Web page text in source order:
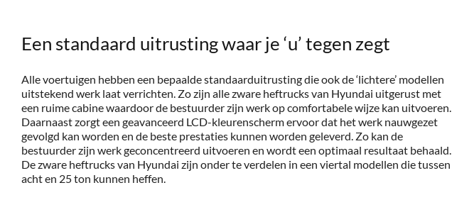
Een standaard uitrusting waar je ‘u’ tegen zegt
Alle voertuigen hebben een bepaalde standaarduitrusting die ook de ‘lichtere’ modellen
uitstekend werk laat verrichten. Zo zijn alle zware heftrucks van Hyundai uitgerust met
een ruime cabine waardoor de bestuurder zijn werk op comfortabele wijze kan uitvoeren.
Daarnaast zorgt een geavanceerd LCD-kleurenscherm ervoor dat het werk nauwgezet
gevolgd kan worden en de beste prestaties kunnen worden geleverd. Zo kan de
bestuurder zijn werk geconcentreerd uitvoeren en wordt een optimaal resultaat behaald.
De zware heftrucks van Hyundai zijn onder te verdelen in een viertal modellen die tussen
acht en 25 ton kunnen heffen.